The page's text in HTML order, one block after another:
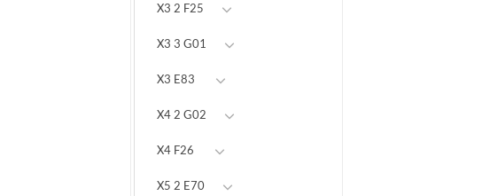
X3 2 F25
X3 3 G01
X3 E83
X4 2 G02
X4 F26
X5 2 E70